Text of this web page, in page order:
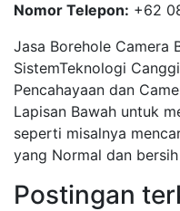
Nomor Telepon: +62
Jasa Borehole Camera
SistemTeknologi
Pencahayaan dan
Lapisan Bawah untuk
seperti misalnya
yang Normal dan
Postingan